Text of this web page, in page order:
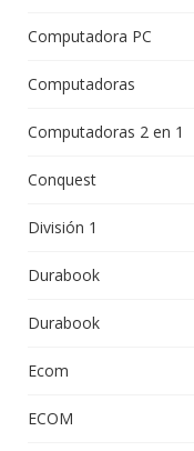
Computadora PC
Computadoras
Computadoras 2 en 1
Conquest
División 1
Durabook
Durabook
Ecom
ECOM